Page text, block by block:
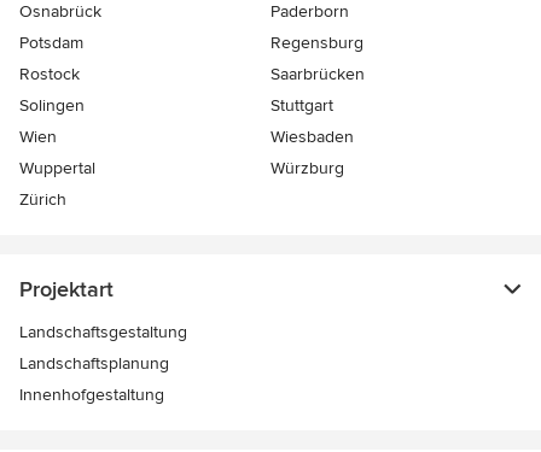
Osnabrück
Paderborn
Potsdam
Regensburg
Rostock
Saarbrücken
Solingen
Stuttgart
Wien
Wiesbaden
Wuppertal
Würzburg
Zürich
Projektart
Landschaftsgestaltung
Landschaftsplanung
Innenhofgestaltung